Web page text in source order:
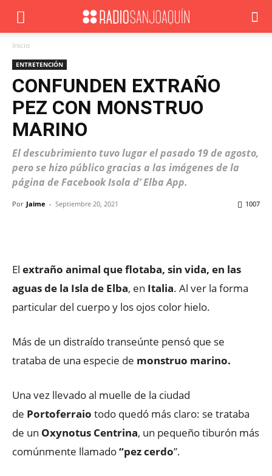
Inicio
ENTRETENCIÓN
CONFUNDEN EXTRAÑO
PEZ CON MONSTRUO
MARINO
El descubrimiento tuvo lugar el pasado 19 de agosto,
pero se hizo público gracias a las imágenes de la
página de Facebook Isola d’ Elba App.
Por Jaime - Septiembre 20, 2021 1007
El extraño animal que flotaba, sin vida, en las
aguas de la Isla de Elba, en Italia. Al ver la forma
particular del cuerpo y los ojos color hielo.
Más de un distraído transeúnte pensó que se
trataba de una especie de monstruo marino.
Una vez llevado al muelle de la ciudad
de Portoferraio todo quedó más claro: se trataba
de un Oxynotus Centrina, un pequeño tiburón más
comúnmente llamado“pez cerdo”.